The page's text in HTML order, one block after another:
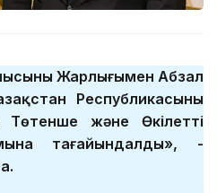
Жарлығымен Абзал
Республикасының
Төтенше және Өкілетті
тағайындалды», -